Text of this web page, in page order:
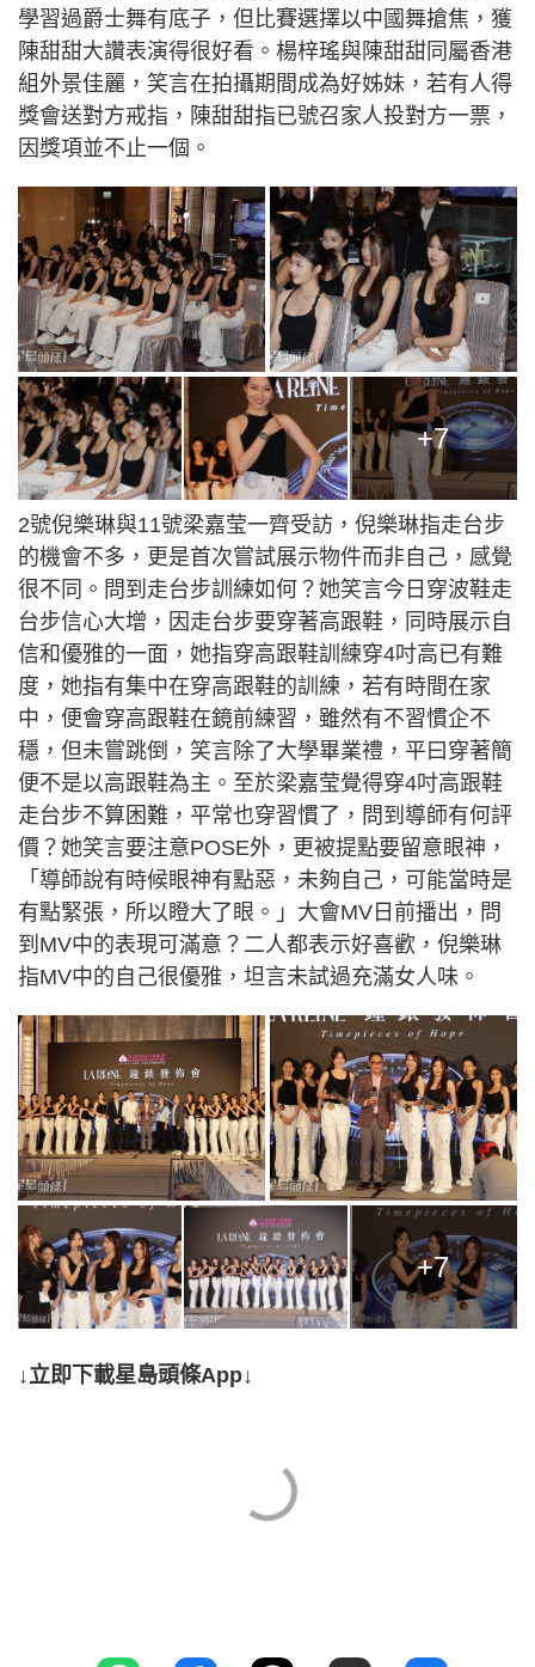
學習過爵士舞有底子，但比賽選擇以中國舞搶焦，獲
陳甜甜大讚表演得很好看。楊梓瑤與陳甜甜同屬香港
組外景佳麗，笑言在拍攝期間成為好姊妹，若有人得
獎會送對方戒指，陳甜甜指已號召家人投對方一票，
因獎項並不止一個。
+7
2號倪樂琳與11號梁嘉莹一齊受訪，倪樂琳指走台步
的機會不多，更是首次嘗試展示物件而非自己，感覺
很不同。問到走台步訓練如何？她笑言今日穿波鞋走
台步信心大增，因走台步要穿著高跟鞋，同時展示自
信和優雅的一面，她指穿高跟鞋訓練穿4吋高已有難
度，她指有集中在穿高跟鞋的訓練，若有時間在家
中，便會穿高跟鞋在鏡前練習，雖然有不習慣企不
穩，但未嘗跳倒，笑言除了大學畢業禮，平曰穿著簡
便不是以高跟鞋為主。至於梁嘉莹覺得穿4吋高跟鞋
走台步不算困難，平常也穿習慣了，問到導師有何評
價？她笑言要注意POSE外，更被提點要留意眼神，
「導師說有時候眼神有點惡，未夠自己，可能當時是
有點緊張，所以瞪大了眼。」大會MV日前播出，問
到MV中的表現可滿意？二人都表示好喜歡，倪樂琳
指MV中的自己很優雅，坦言未試過充滿女人味。
+7
↓立即下載星島頭條App↓